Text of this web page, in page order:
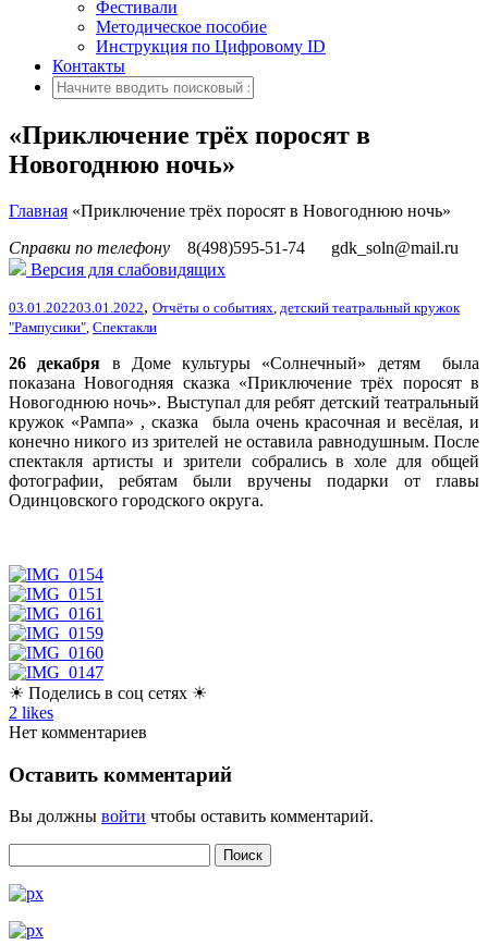
Фестивали
Методическое пособие
Инструкция по Цифровому ID
Контакты
«Приключение трёх поросят в
Новогоднюю ночь»
Главная «Приключение трёх поросят в Новогоднюю ночь»
Справки по телефону
8(498)595-51-74
gdk_soln@mail.ru
Версия для слабовидящих
03.01.202203.01.2022, Отчёты о событиях детский театральный кружок
"Рампусики" Спектакли
26 декабря в Доме культуры «Солнечный» детям была
показана Новогодняя сказка «Приключение трёх поросят в
Новогоднюю ночь». Выступал для ребят детский театральный
кружок «Рампа» , сказка была очень красочная и весёлая, и
конечно никого из зрителей не оставила равнодушным. После
спектакля артисты и зрители собрались в холе для общей
фотографии, ребятам были вручены подарки от главы
Одинцовского городского округа.
☀ Поделись в соц сетях ☀
2 likes
Нет комментариев
Оставить комментарий
Вы должны войти чтобы оставить комментарий.